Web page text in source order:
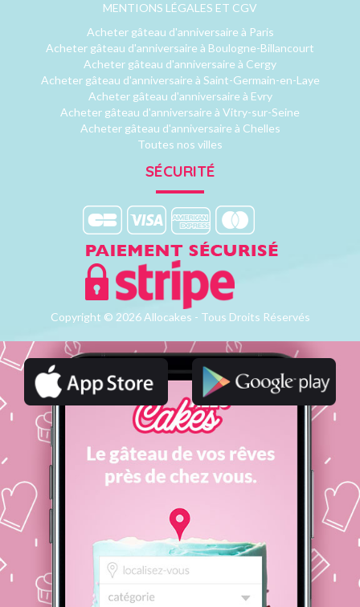
MENTIONS LÉGALES ET CGV
Acheter gâteau d'anniversaire à Paris
Acheter gâteau d'anniversaire à Boulogne-Billancourt
Acheter gâteau d'anniversaire à Cergy
Acheter gâteau d'anniversaire à Saint-Germain-en-Laye
Acheter gâteau d'anniversaire à Evry
Acheter gâteau d'anniversaire à Vitry-sur-Seine
Acheter gâteau d'anniversaire à Chelles
Toutes nos villes
SÉCURITÉ
Copyright © 2026 Allocakes - Tous Droits Réservés